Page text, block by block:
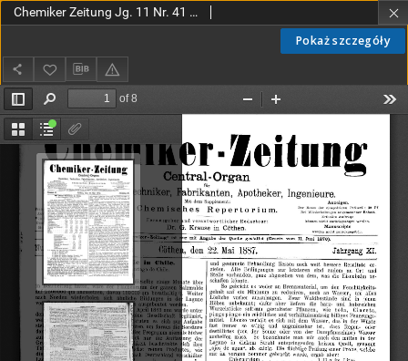
Pokaż szczegóły
Chemiker Zeitung Jg. 11 Nr. 41 (1887)